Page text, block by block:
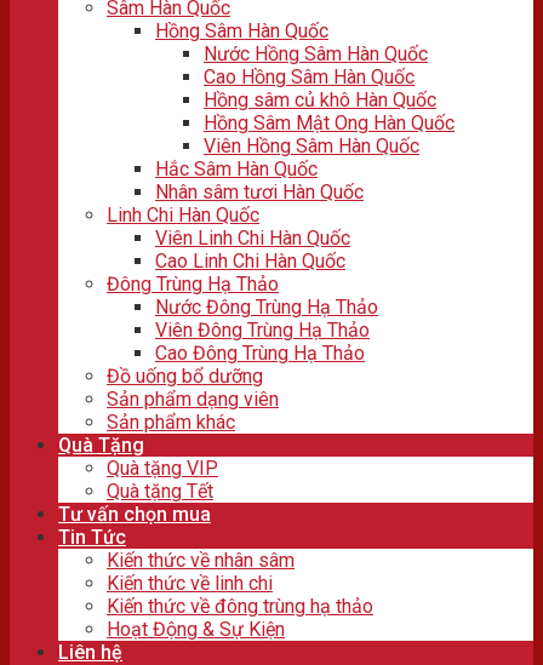
Sâm Hàn Quốc
Hồng Sâm Hàn Quốc
Nước Hồng Sâm Hàn Quốc
Cao Hồng Sâm Hàn Quốc
Hồng sâm củ khô Hàn Quốc
Hồng Sâm Mật Ong Hàn Quốc
Viên Hồng Sâm Hàn Quốc
Hắc Sâm Hàn Quốc
Nhân sâm tươi Hàn Quốc
Linh Chi Hàn Quốc
Viên Linh Chi Hàn Quốc
Cao Linh Chi Hàn Quốc
Đông Trùng Hạ Thảo
Nước Đông Trùng Hạ Thảo
Viên Đông Trùng Hạ Thảo
Cao Đông Trùng Hạ Thảo
Đồ uống bổ dưỡng
Sản phẩm dạng viên
Sản phẩm khác
Quà Tặng
Quà tặng VIP
Quà tặng Tết
Tư vấn chọn mua
Tin Tức
Kiến thức về nhân sâm
Kiến thức về linh chi
Kiến thức về đông trùng hạ thảo
Hoạt Động & Sự Kiện
Liên hệ